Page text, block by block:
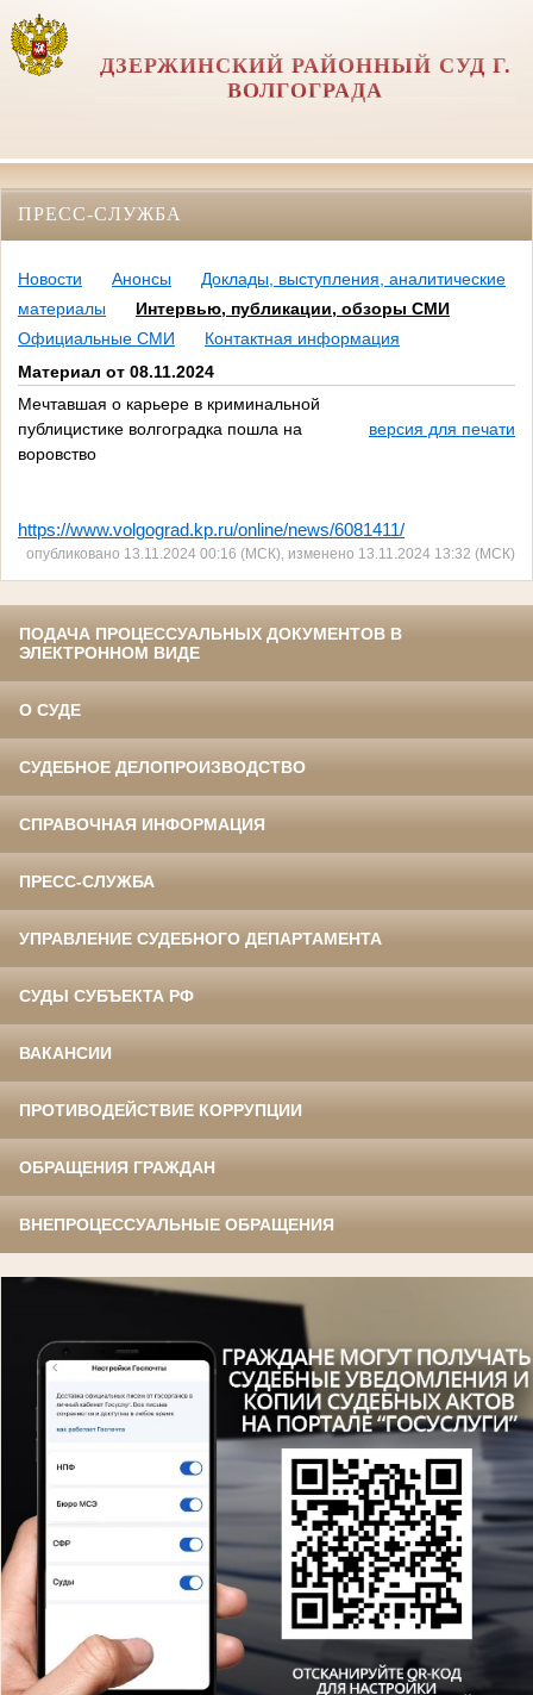
ДЗЕРЖИНСКИЙ РАЙОННЫЙ СУД Г.
ВОЛГОГРАДА
ПРЕСС-СЛУЖБА
Новости Анонсы
Доклады, выступления, аналитические
материалы
Интервью, публикации, обзоры СМИ
Официальные СМИ
Контактная информация
Материал от 08.11.2024
Мечтавшая о карьере в криминальной
публицистике волгоградка пошла на
воровство
версия для печати
https://www.volgograd.kp.ru/online/news/6081411/
опубликовано 13.11.2024 00:16 (МСК), изменено 13.11.2024 13:32 (МСК)
ПОДАЧА ПРОЦЕССУАЛЬНЫХ ДОКУМЕНТОВ В
ЭЛЕКТРОННОМ ВИДЕ
О СУДЕ
СУДЕБНОЕ ДЕЛОПРОИЗВОДСТВО
СПРАВОЧНАЯ ИНФОРМАЦИЯ
ПРЕСС-СЛУЖБА
УПРАВЛЕНИЕ СУДЕБНОГО ДЕПАРТАМЕНТА
СУДЫ СУБЪЕКТА РФ
ВАКАНСИИ
ПРОТИВОДЕЙСТВИЕ КОРРУПЦИИ
ОБРАЩЕНИЯ ГРАЖДАН
ВНЕПРОЦЕССУАЛЬНЫЕ ОБРАЩЕНИЯ